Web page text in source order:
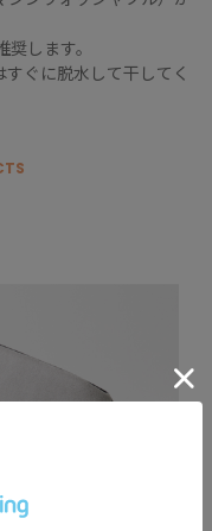
します。
ぐに脱水して干してく